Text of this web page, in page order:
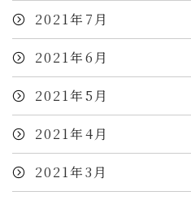
2021年7月
2021年6月
2021年5月
2021年4月
2021年3月